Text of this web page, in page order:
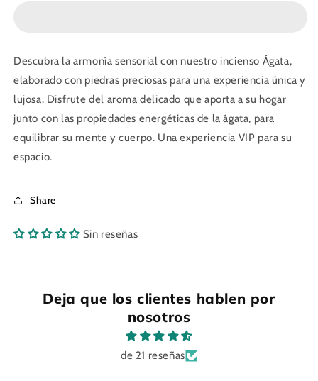
Descubra la armonía sensorial con nuestro incienso Ágata,
elaborado con piedras preciosas para una experiencia única y
lujosa. Disfrute del aroma delicado que aporta a su hogar
junto con las propiedades energéticas de la ágata, para
equilibrar su mente y cuerpo. Una experiencia VIP para su
espacio.
Share
Sin reseñas
Deja que los clientes hablen por
nosotros
de 21 reseñas